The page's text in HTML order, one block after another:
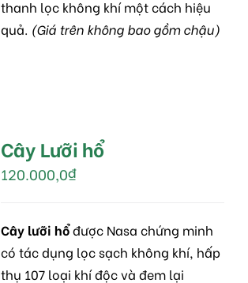
thanh lọc không khí một cách hiệu
quả. (Giá trên không bao gồm chậu)
Cây Lưỡi hổ
120.000,0₫
Cây lưỡi hổđược Nasa chứng minh
có tác dụng lọc sạch không khí, hấp
thụ 107 loại khí độc và đem lại